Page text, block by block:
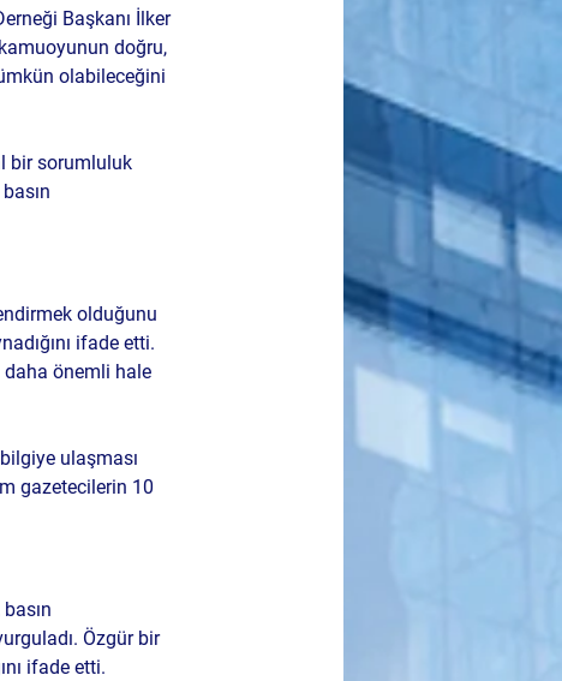
Başkanı İlker
doğru,
olabileceğini
bir sorumluluk
olduğunu
ifade etti.
daha önemli hale
ulaşması
gazetecilerin 10
Özgür bir
ifade etti.